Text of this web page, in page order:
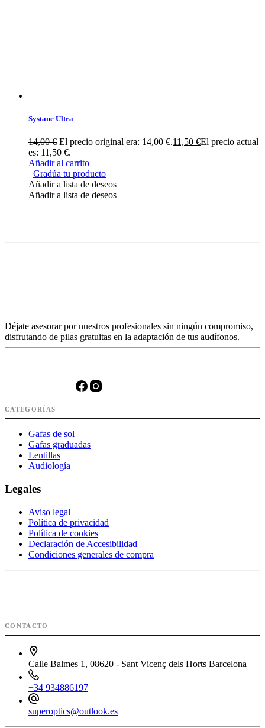
Systane Ultra
14,00€ El precio original era: 14,00 €.11,50 €El precio actual
es: 11,50 €.
Añadir al carrito
Gradúa tu producto
Añadir a lista de deseos
Añadir a lista de deseos
Déjate asesorar por nuestros profesionales sin ningún compromiso,
disfrutando de pilas gratuitas en la adaptación de tus audífonos.
CATEGORÍAS
Gafas de sol
Gafas graduadas
Lentillas
Audiología
Legales
Aviso legal
Política de privacidad
Política de cookies
Declaración de Accesibilidad
Condiciones generales de compra
CONTACTO
Calle Balmes 1, 08620 - Sant Vicenç dels Horts Barcelona
+34 934886197
superoptics@outlook.es